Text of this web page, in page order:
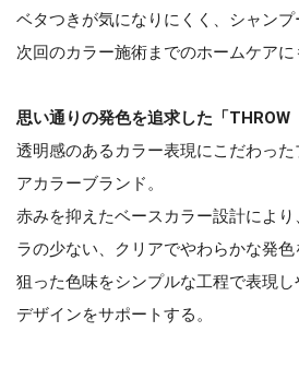
ベタつきが気になりにくく、シャンプ
次回のカラー施術までのホームケアに
思い通りの発色を追求した「THROW
透明感のあるカラー表現にこだわっ
アカラーブランド。
赤みを抑えたベースカラー設計によ
ラの少ない、クリアでやわらかな発色
狙った色味をシンプルな工程で表現
デザインをサポートする。